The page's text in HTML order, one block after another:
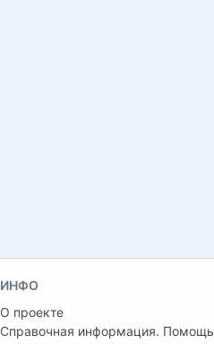
ИНФО
О проекте
Справочная информация. Помощь